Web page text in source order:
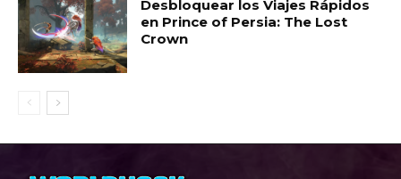
Desbloquear los Viajes Rápidos
en Prince of Persia: The Lost
Crown